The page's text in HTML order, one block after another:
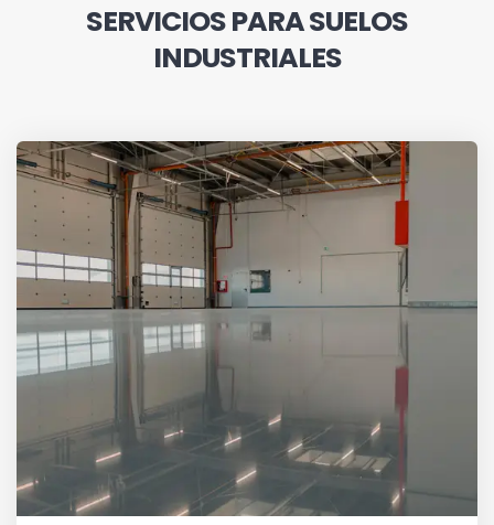
SERVICIOS PARA SUELOS
INDUSTRIALES